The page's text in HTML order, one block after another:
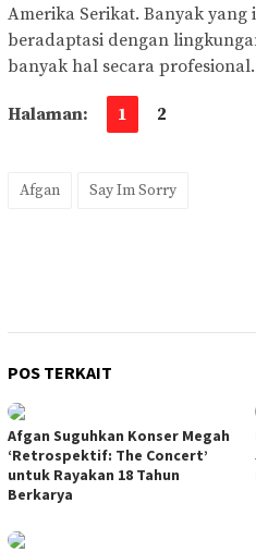
Amerika Serikat. Banyak
beradaptasi dengan
banyak hal secara profesional.
Halaman: 1 2
Afgan Say Im Sorry
POS TERKAIT
Afgan Suguhkan Konser Megah
‘Retrospektif: The Concert’
untuk Rayakan 18 Tahun
Berkarya